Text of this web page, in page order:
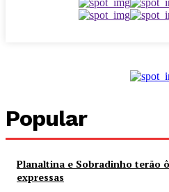
Popular
Planaltina e Sobradinho terão
expressas